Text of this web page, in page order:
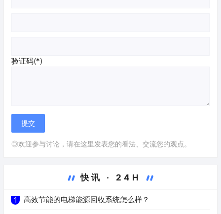
验证码(*)
◎欢迎参与讨论，请在这里发表您的看法、交流您的观点。
快讯 · 24H
1 高效节能的电梯能源回收系统怎么样？